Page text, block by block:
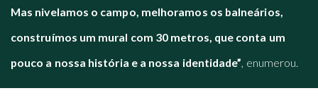
Mas nivelamos o campo, melhoramos os balneários,
construímos um mural com 30 metros, que conta um
pouco a nossa história e a nossa identidade”, enumerou.